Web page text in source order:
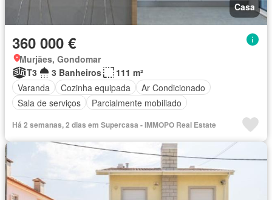
Casa
360 000 €
Murjães, Gondomar
T3
3 Banheiros
111 m²
Varanda
Cozinha equipada
Ar Condicionado
Sala de serviços
Parcialmente mobiliado
Há 2 semanas, 2 dias em Supercasa - IMMOPO Real Estate